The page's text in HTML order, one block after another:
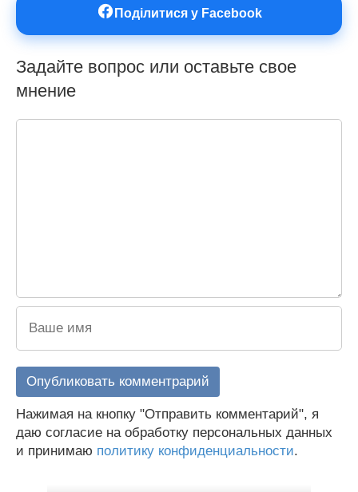
Поділитися у Facebook
Задайте вопрос или оставьте свое
мнение
Нажимая на кнопку "Отправить комментарий", я
даю согласие на обработку персональных данных
и принимаю политику конфиденциальности.